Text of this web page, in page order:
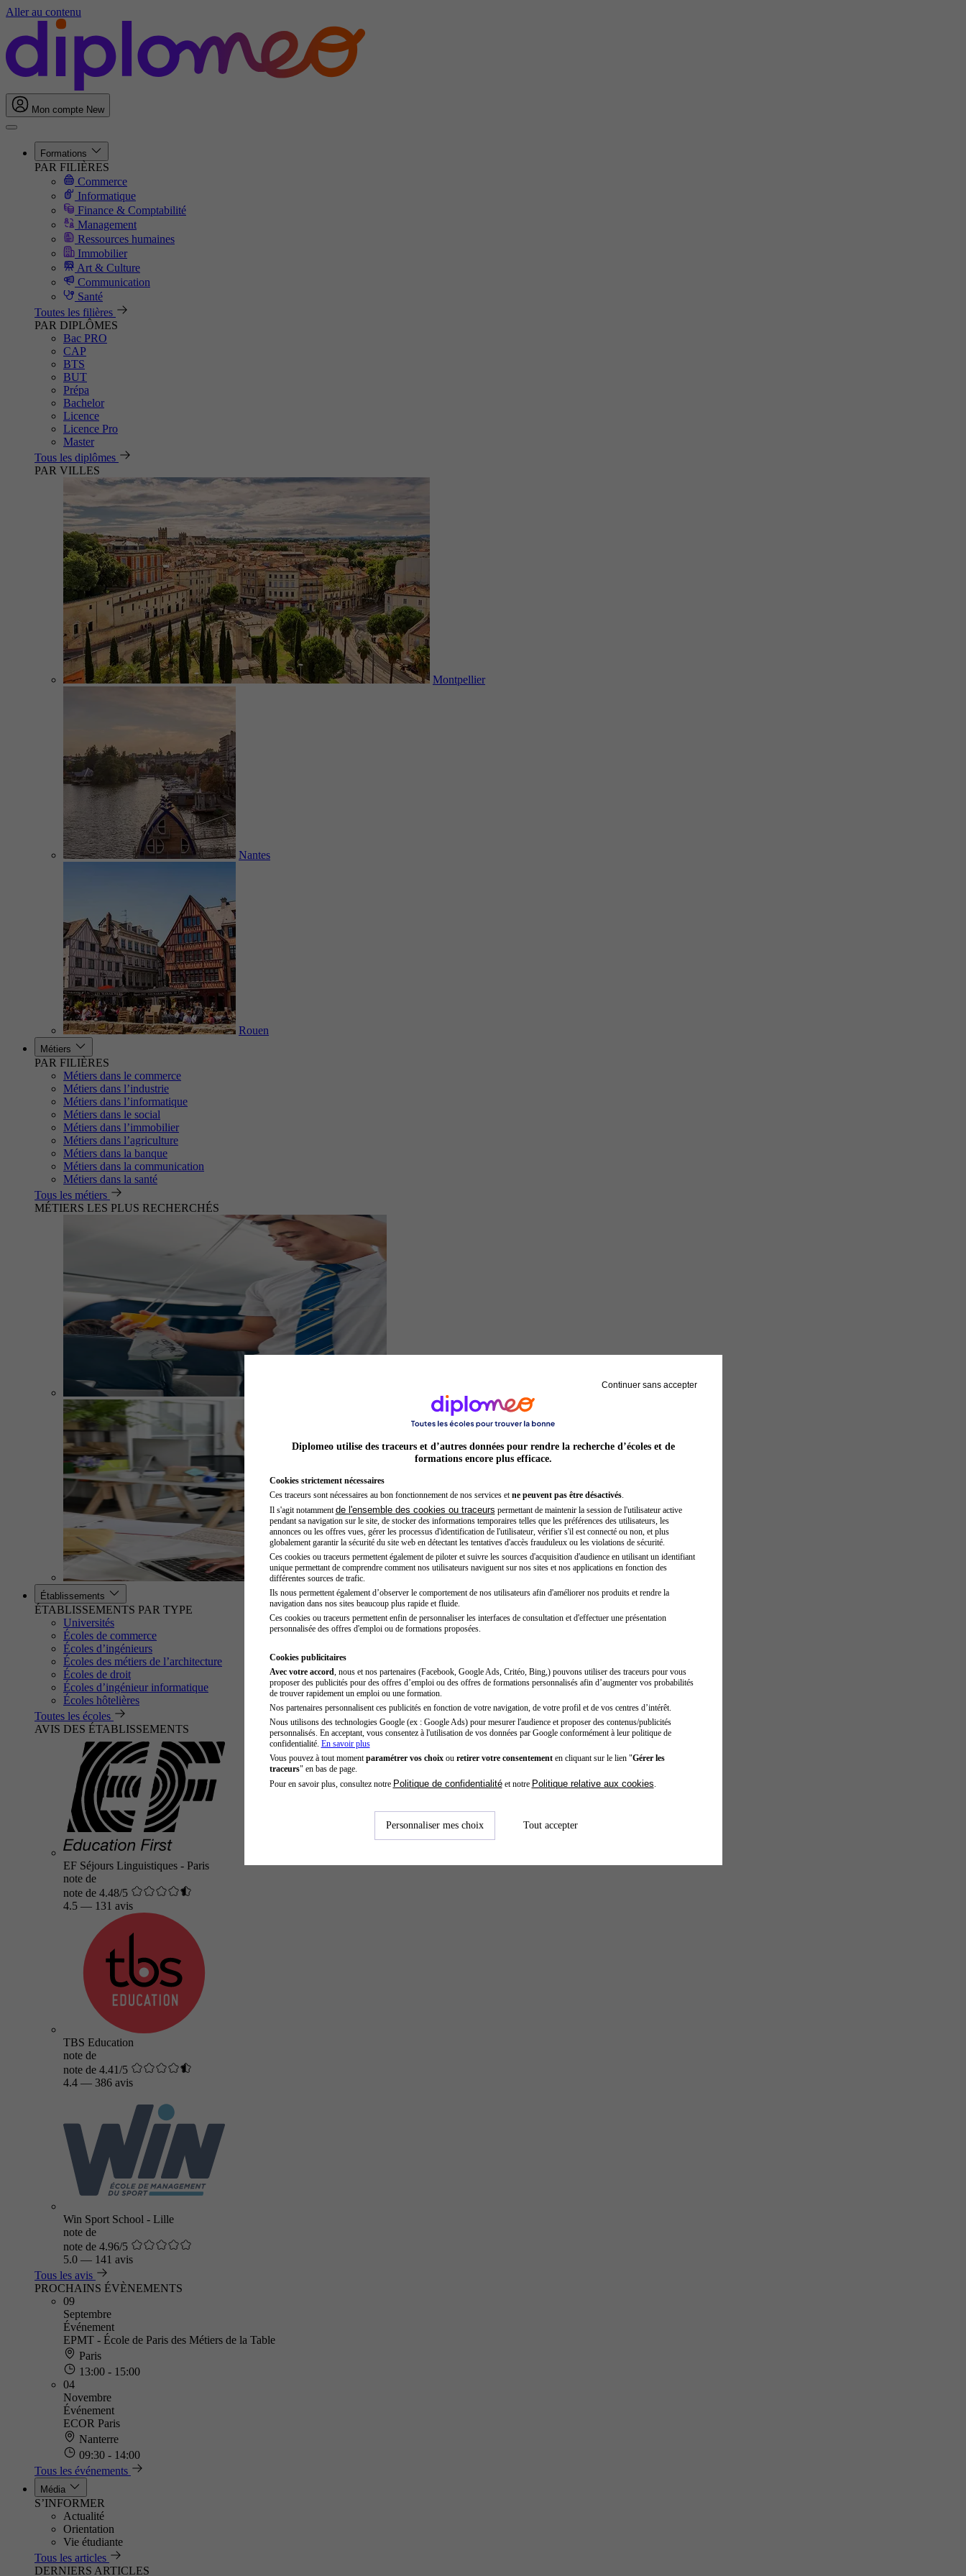
Aller au contenu
Mon compte New
Formations
PAR FILIÈRES
Commerce
Informatique
Finance & Comptabilité
Management
Ressources humaines
Immobilier
Art & Culture
Communication
Santé
Toutes les filières
PAR DIPLÔMES
Bac PRO
CAP
BTS
BUT
Prépa
Bachelor
Licence
Licence Pro
Master
Tous les diplômes
PAR VILLES
Montpellier
Nantes
Rouen
Métiers
PAR FILIÈRES
Métiers dans le commerce
Métiers dans l’industrie
Métiers dans l’informatique
Métiers dans le social
Métiers dans l’immobilier
Métiers dans l’agriculture
Métiers dans la banque
Métiers dans la communication
Métiers dans la santé
Tous les métiers
MÉTIERS LES PLUS RECHERCHÉS
Hôtesse de l'air steward
Établissements
ÉTABLISSEMENTS PAR TYPE
Universités
Écoles de commerce
Écoles d’ingénieurs
Écoles des métiers de l’architecture
Écoles de droit
Écoles d’ingénieur informatique
Écoles hôtelières
Toutes les écoles
AVIS DES ÉTABLISSEMENTS
EF Séjours Linguistiques - Paris
note de
note de 4.48/5
4.5 — 131 avis
TBS Education
note de
note de 4.41/5
4.4 — 386 avis
Win Sport School - Lille
note de
note de 4.96/5
5.0 — 141 avis
Tous les avis
PROCHAINS ÉVÈNEMENTS
09
Septembre
Événement
EPMT - École de Paris des Métiers de la Table
Paris
13:00 - 15:00
04
Novembre
Événement
ECOR Paris
Nanterre
09:30 - 14:00
Tous les événements
Média
S’INFORMER
Actualité
Orientation
Vie étudiante
Tous les articles
DERNIERS ARTICLES
Continuer sans accepter
Diplomeo utilise des traceurs et d’autres données pour rendre la recherche d’écoles et de
formations encore plus efficace.
Cookies strictement nécessaires
Ces traceurs sont nécessaires au bon fonctionnement de nos services et ne peuvent pas être désactivés.
Il s'agit notamment de l'ensemble des cookies ou traceurs permettant de maintenir la session de l'utilisateur active
pendant sa navigation sur le site, de stocker des informations temporaires telles que les préférences des utilisateurs, les
annonces ou les offres vues, gérer les processus d'identification de l'utilisateur, vérifier s'il est connecté ou non, et plus
globalement garantir la sécurité du site web en détectant les tentatives d'accès frauduleux ou les violations de sécurité.
Ces cookies ou traceurs permettent également de piloter et suivre les sources d'acquisition d'audience en utilisant un identifiant
unique permettant de comprendre comment nos utilisateurs naviguent sur nos sites et nos applications en fonction des
différentes sources de trafic.
Ils nous permettent également d’observer le comportement de nos utilisateurs afin d'améliorer nos produits et rendre la
navigation dans nos sites beaucoup plus rapide et fluide.
Ces cookies ou traceurs permettent enfin de personnaliser les interfaces de consultation et d'effectuer une présentation
personnalisée des offres d'emploi ou de formations proposées.
Cookies publicitaires
Avec votre accord , nous et nos partenaires (Facebook, Google Ads, Critéo, Bing,) pouvons utiliser des traceurs pour vous
proposer des publicités pour des offres d’emploi ou des offres de formations personnalisés afin d’augmenter vos probabilités
de trouver rapidement un emploi ou une formation.
Nos partenaires personnalisent ces publicités en fonction de votre navigation, de votre profil et de vos centres d’intérêt.
Nous utilisons des technologies Google (ex : Google Ads) pour mesurer l'audience et proposer des contenus/publicités
personnalisés. En acceptant, vous consentez à l'utilisation de vos données par Google conformément à leur politique de
confidentialité. En savoir plus
Vous pouvez à tout moment paramétrer vos choixou retirer votre consentementen cliquant sur le lien "Gérer les
traceurs" en bas de page.
Pour en savoir plus, consultez notre Politique de confidentialitéet notre Politique relative aux cookies
Personnaliser mes choix Tout accepter